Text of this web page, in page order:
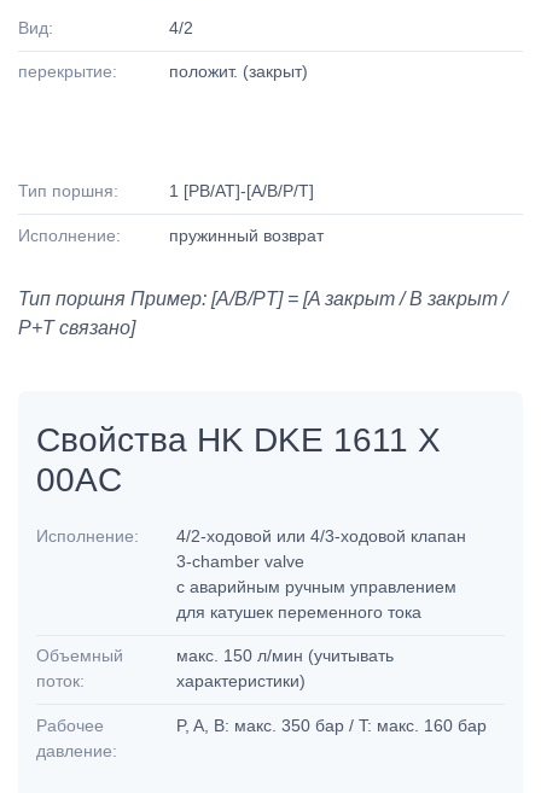
Вид: 4/2
перекрытие: положит. (закрыт)
Тип поршня: 1 [PB/AT]-[A/B/P/T]
Исполнение: пружинный возврат
Тип поршня Пример: [A/B/PT] = [A закрыт / B закрыт /
P+T связано]
Свойства HK DKE 1611 X
00AC
Исполнение:
4/2-ходовой или 4/3-ходовой клапан
3-chamber valve
с аварийным ручным управлением
для катушек переменного тока
Объемный
поток:
макс. 150 л/мин (учитывать
характеристики)
Рабочее
давление:
P, A, B: макс. 350 бар / T: макс. 160 бар